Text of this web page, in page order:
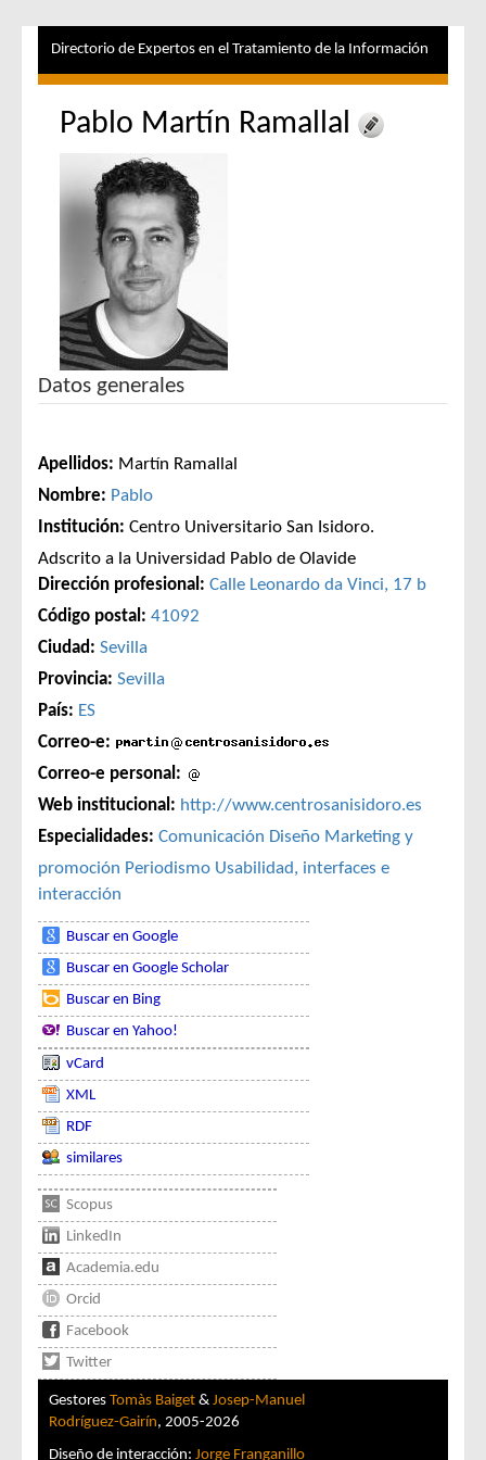
Directorio de Expertos en el Tratamiento de la Información
Pablo Martín Ramallal
Datos generales
Apellidos: Martín Ramallal
Nombre: Pablo
Institución: Centro Universitario San Isidoro.
Adscrito a la Universidad Pablo de Olavide
Dirección profesional: Calle Leonardo da Vinci, 17 b
Código postal: 41092
Ciudad: Sevilla
Provincia: Sevilla
País: ES
Correo-e:
Correo-e personal:
Web institucional: http://www.centrosanisidoro.es
Especialidades: Comunicación Diseño Marketing y
promoción Periodismo Usabilidad, interfaces e
interacción
Buscar en Google
Buscar en Google Scholar
Buscar en Bing
Buscar en Yahoo!
vCard
XML
RDF
similares
Scopus
LinkedIn
Academia.edu
Orcid
Facebook
Twitter
Gestores Tomàs Baiget & Josep-Manuel
Rodríguez-Gairín, 2005-2026
Diseño de interacción: Jorge Franganillo